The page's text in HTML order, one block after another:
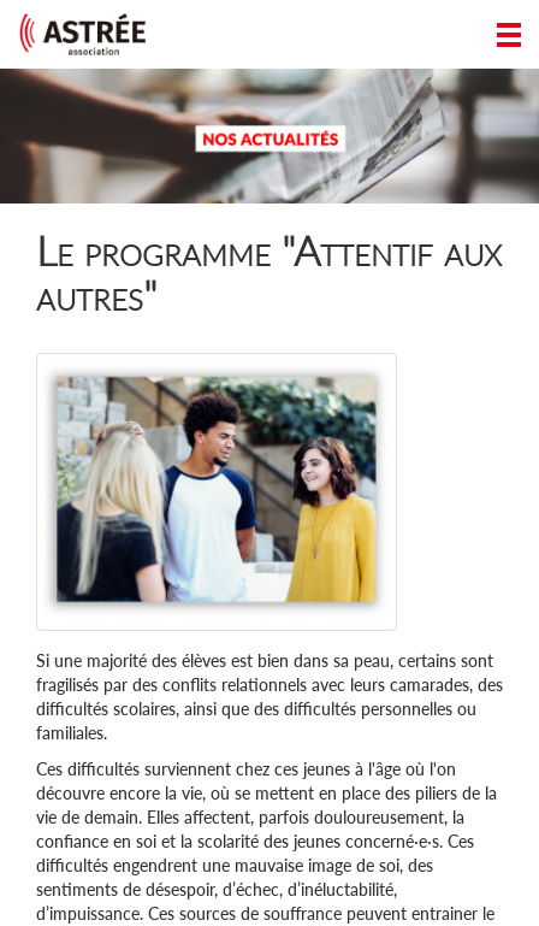
Le programme "Attentif aux
autres"
Si une majorité des élèves est bien dans sa peau, certains sont
fragilisés par des conflits relationnels avec leurs camarades, des
difficultés scolaires, ainsi que des difficultés personnelles ou
familiales.
Ces difficultés surviennent chez ces jeunes à l'âge où l'on
découvre encore la vie, où se mettent en place des piliers de la
vie de demain. Elles affectent, parfois douloureusement, la
confiance en soi et la scolarité des jeunes concerné·e·s. Ces
difficultés engendrent une mauvaise image de soi, des
sentiments de désespoir, d’échec, d’inéluctabilité,
d’impuissance. Ces sources de souffrance peuvent entrainer le